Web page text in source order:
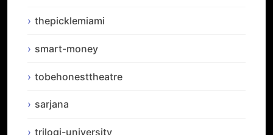
thepicklemiami
smart-money
tobehonesttheatre
sarjana
trilogi-university